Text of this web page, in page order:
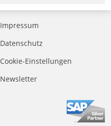
Impressum
Datenschutz
Cookie-Einstellungen
Newsletter